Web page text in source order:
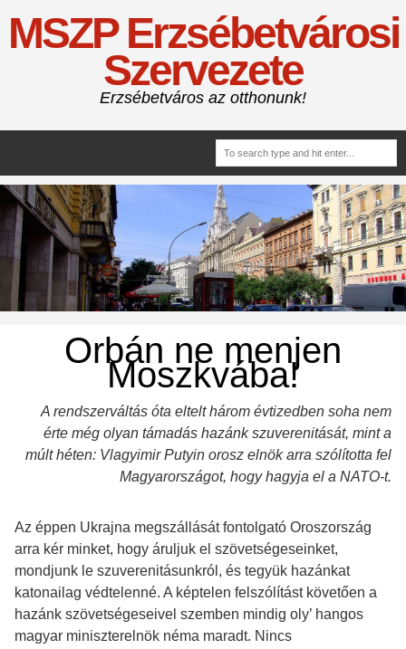
MSZP Erzsébetvárosi
Szervezete
Erzsébetváros az otthonunk!
Orbán ne menjen
Moszkvába!
A rendszerváltás óta eltelt három évtizedben soha nem
érte még olyan támadás hazánk szuverenitását, mint a
múlt héten: Vlagyimir Putyin orosz elnök arra szólította fel
Magyarországot, hogy hagyja el a NATO-t.
Az éppen Ukrajna megszállását fontolgató Oroszország
arra kér minket, hogy áruljuk el szövetségeseinket,
mondjunk le szuverenitásunkról, és tegyük hazánkat
katonailag védtelenné. A képtelen felszólítást követően a
hazánk szövetségeseivel szemben mindig oly’ hangos
magyar miniszterelnök néma maradt. Nincs